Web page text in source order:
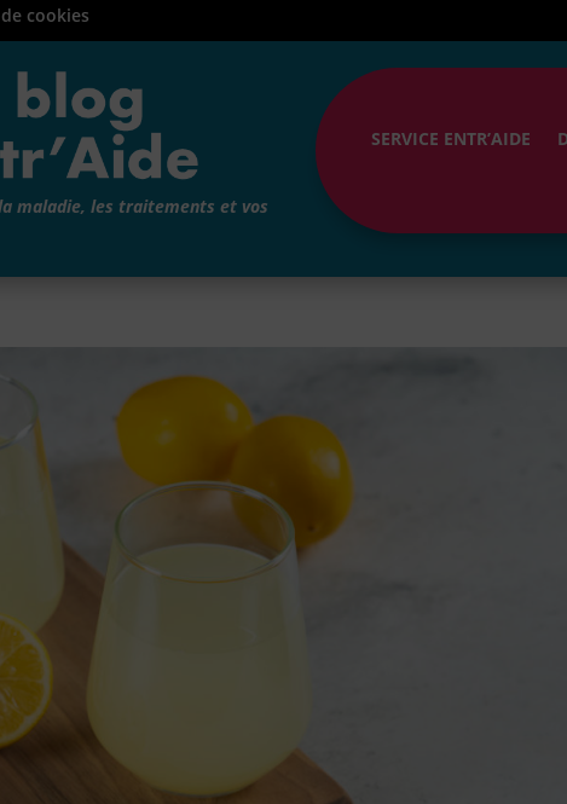
cookies
maladie, les traitements et vos
SERVICE ENTR’AIDE